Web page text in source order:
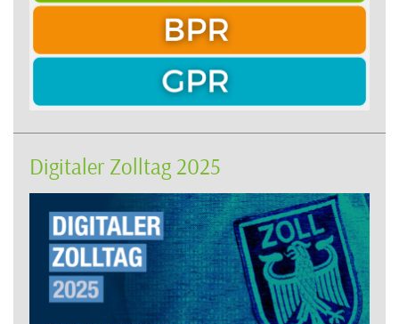
Digitaler Zolltag 2025